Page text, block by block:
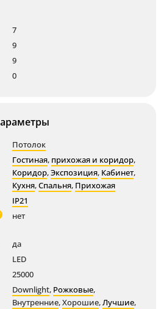
7
9
9
0
Потолок
Гостиная, прихожая и коридор,
Коридор,Экспозиция, Кабинет,
Кухня,Спальня, Прихожая
IP21
нет
да
LED
25000
Downlight, Рожковые,
Внутренние,Хорошие,Лучшие,